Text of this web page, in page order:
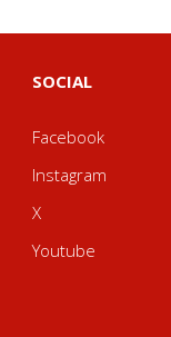
SOCIAL
Facebook
Instagram
X
Youtube